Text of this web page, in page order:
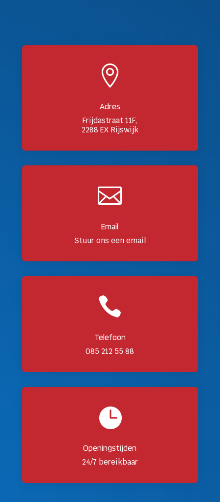

Adres
Frijdastraat 11F,
2288 EX Rijswijk

Email
Stuur ons een email

Telefoon
085 212 55 88

Openingstijden
24/7 bereikbaar